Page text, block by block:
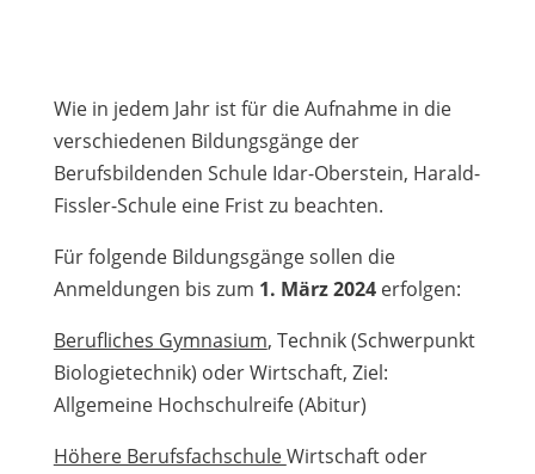
Wie in jedem Jahr ist für die Aufnahme in die
verschiedenen Bildungsgänge der
Berufsbildenden Schule Idar-Oberstein, Harald-
Fissler-Schule eine Frist zu beachten.
Für folgende Bildungsgänge sollen die
Anmeldungen bis zum 1. März 2024erfolgen:
Berufliches Gymnasium, Technik (Schwerpunkt
Biologietechnik) oder Wirtschaft, Ziel:
Allgemeine Hochschulreife (Abitur)
Höhere BerufsfachschuleWirtschaft oder